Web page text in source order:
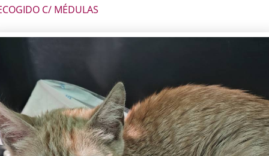
C/ MÉDULAS